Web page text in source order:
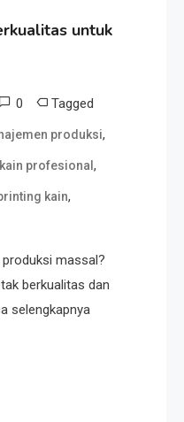
untuk
0 Tagged
produksi,
profesional ,
kain,
massal?
berkualitas dan
selengkapnya